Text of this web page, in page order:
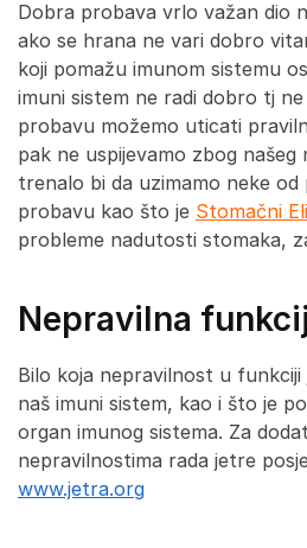
Dobra probava vrlo važan dio
ako se hrana ne vari dobro
koji pomažu imunom sistemu
imuni sistem ne radi dobro tj
probavu možemo uticati
pak ne uspijevamo zbog
trenalo bi da uzimamo neke
probavu kao što je Stomačni
probleme nadutosti stomaka,
Nepravilna
Bilo koja nepravilnost u
naš imuni sistem, kao i što je
organ imunog sistema. Za
nepravilnostima rada jetre
www.jetra.org